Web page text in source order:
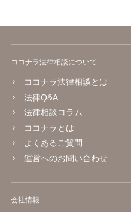
ココナラ法律相談について
ココナラ法律相談とは
法律Q&A
法律相談コラム
ココナラとは
よくあるご質問
運営へのお問い合わせ
会社情報